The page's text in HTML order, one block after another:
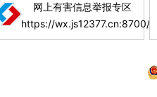
网上有害信息举报专区
https://wx.js12377.cn:8700/